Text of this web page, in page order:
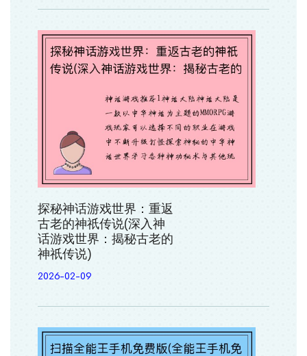
探秘神话游戏世界：重返
古老的神祇传说(深入神
话游戏世界：揭秘古老的
神祇传说)
2026-02-09